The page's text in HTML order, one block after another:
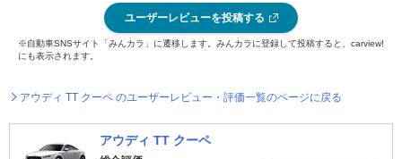
ユーザーレビューを投稿する
※自動車SNSサイト「みんカラ」に遷移します。みんカラに登録して投稿すると、carview!
にも表示されます。
アウディ TT クーペ のユーザーレビュー・評価一覧のページに戻る
アウディ TT クーペ